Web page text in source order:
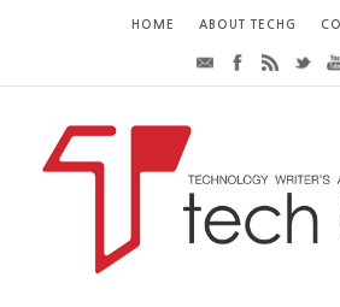
HOME ABOUT TECHG